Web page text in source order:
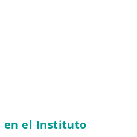
en el Instituto